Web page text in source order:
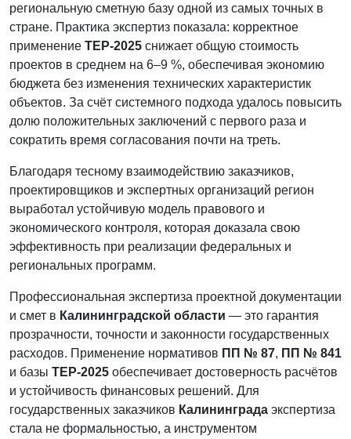
региональную сметную базу одной из самых точных в
стране. Практика экспертиз показала: корректное
применение ТЕР-2025 снижает общую стоимость
проектов в среднем на 6–9 %, обеспечивая экономию
бюджета без изменения технических характеристик
объектов. За счёт системного подхода удалось повысить
долю положительных заключений с первого раза и
сократить время согласования почти на треть.
Благодаря тесному взаимодействию заказчиков,
проектировщиков и экспертных организаций регион
выработал устойчивую модель правового и
экономического контроля, которая доказала свою
эффективность при реализации федеральных и
региональных программ.
Профессиональная экспертиза проектной документации
и смет в Калининградской области — это гарантия
прозрачности, точности и законности государственных
расходов. Применение нормативов ПП № 87, ПП № 841
и базы ТЕР-2025 обеспечивает достоверность расчётов
и устойчивость финансовых решений. Для
государственных заказчиков Калининграда экспертиза
стала не формальностью, а инструментом